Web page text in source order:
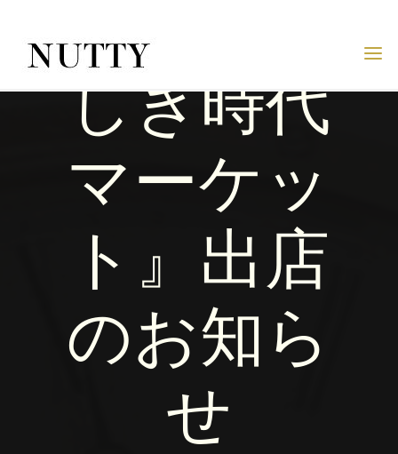
content
NUTTY
NUTTY
『素晴ら
しき時代
マーケッ
ト』出店
のお知ら
せ